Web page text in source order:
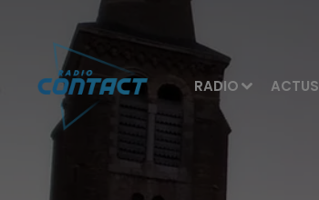
RADIO ACTUS